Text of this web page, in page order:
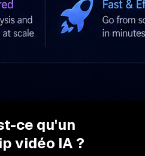
ce qu'un
vidéo IA ?